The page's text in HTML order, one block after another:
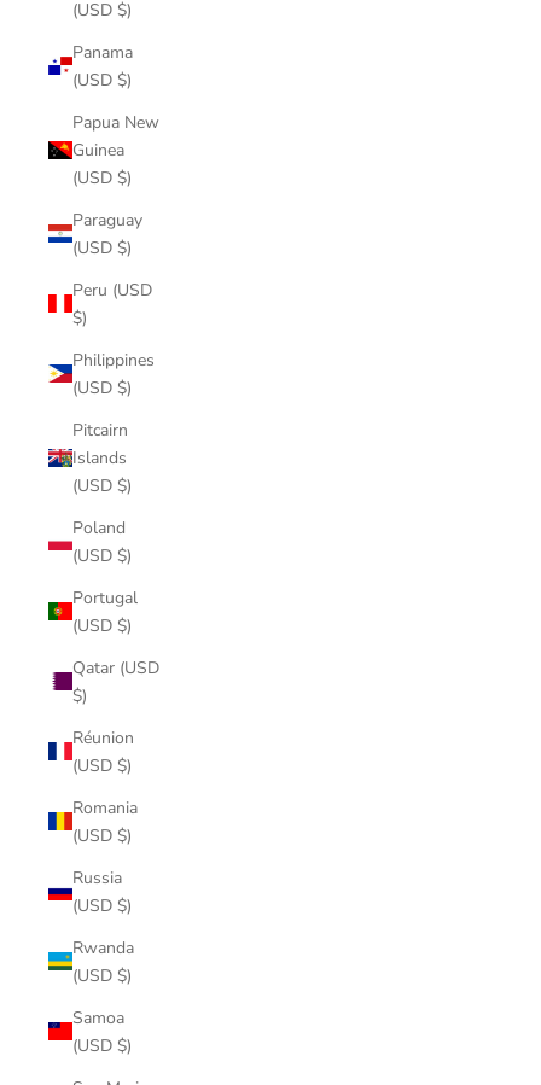
(USD $)
Panama
(USD $)
Papua New
Guinea
(USD $)
Paraguay
(USD $)
Peru (USD
$)
Philippines
(USD $)
Pitcairn
Islands
(USD $)
Poland
(USD $)
Portugal
(USD $)
Qatar (USD
$)
Réunion
(USD $)
Romania
(USD $)
Russia
(USD $)
Rwanda
(USD $)
Samoa
(USD $)